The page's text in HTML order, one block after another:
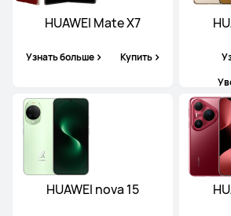
HUAWEI Mate X7
Узнать больше Купить
HUAWEI nova 15